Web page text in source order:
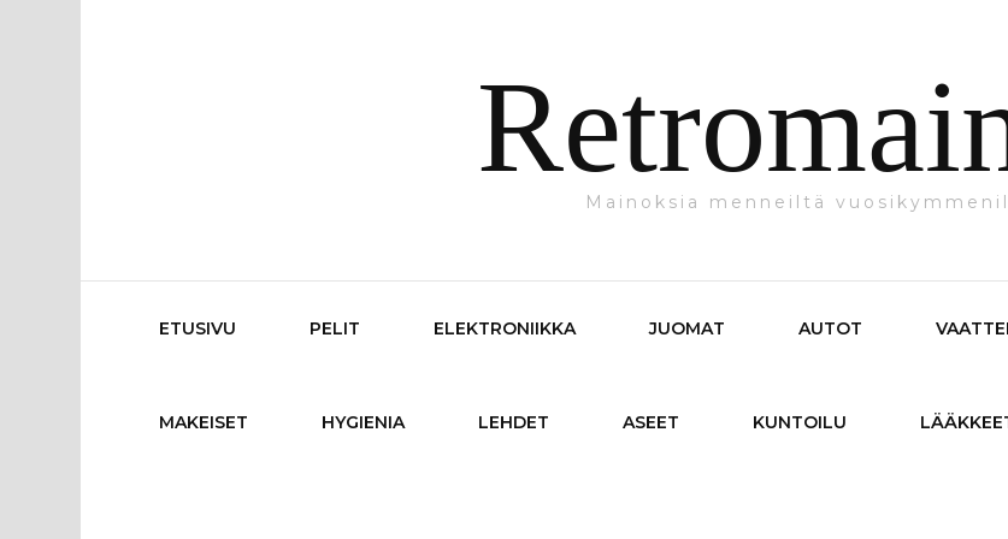
Mainoksia menneiltä
ETUSIVU PELIT ELEKTRONIIKKA JUOMAT AUTOT
MAKEISET HYGIENIA LEHDET ASEET KUNTOILU